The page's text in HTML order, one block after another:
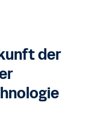
der